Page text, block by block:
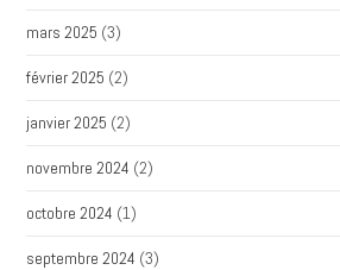
mars 2025 (3)
février 2025 (2)
janvier 2025 (2)
novembre 2024 (2)
octobre 2024 (1)
septembre 2024 (3)